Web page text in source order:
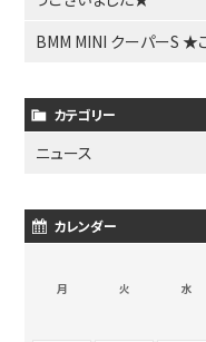
BMM MINI クーパーS ★
カテゴリー
ニュース
カレンダー
月 火 水